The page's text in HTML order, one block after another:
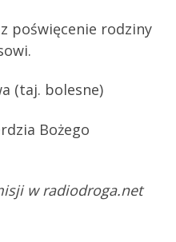
poświęcenie rodziny
(taj. bolesne)
Bożego
w radiodroga.net